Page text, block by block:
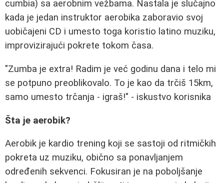
cumbia) sa aerobnim vežbama. Nastala je slučajno
kada je jedan instruktor aerobika zaboravio svoj
uobičajeni CD i umesto toga koristio latino muziku,
improvizirajući pokrete tokom časa.
"Zumba je extra! Radim je već godinu dana i telo mi
se potpuno preoblikovalo. To je kao da trčiš 15km,
samo umesto trčanja - igraš!" - iskustvo korisnika
Šta je aerobik?
Aerobik je kardio trening koji se sastoji od ritmičkih
pokreta uz muziku, obično sa ponavljanjem
određenih sekvenci. Fokusiran je na poboljšanje